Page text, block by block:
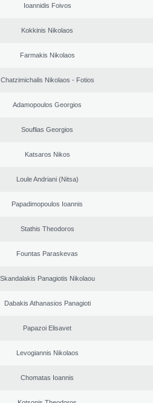
Ioannidis Foivos
Kokkinis Nikolaos
Farmakis Nikolaos
Chatzimichalis Nikolaos - Fotios
Adamopoulos Georgios
Souflias Georgios
Katsaros Nikos
Loule Andriani (Nitsa)
Papadimopoulos Ioannis
Stathis Theodoros
Fountas Paraskevas
Skandalakis Panagiotis Nikolaou
Dabakis Athanasios Panagioti
Papazoi Elisavet
Levogiannis Nikolaos
Chomatas Ioannis